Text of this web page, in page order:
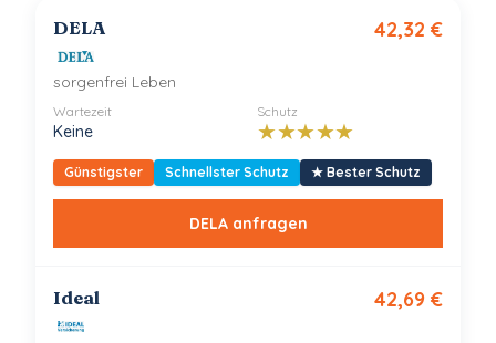
DELA
sorgenfrei Leben
42,32 €
Wartezeit
Keine
Schutz
★★★★★
Günstigster Schnellster Schutz ★ Bester Schutz
DELAanfragen
Ideal 42,69 €